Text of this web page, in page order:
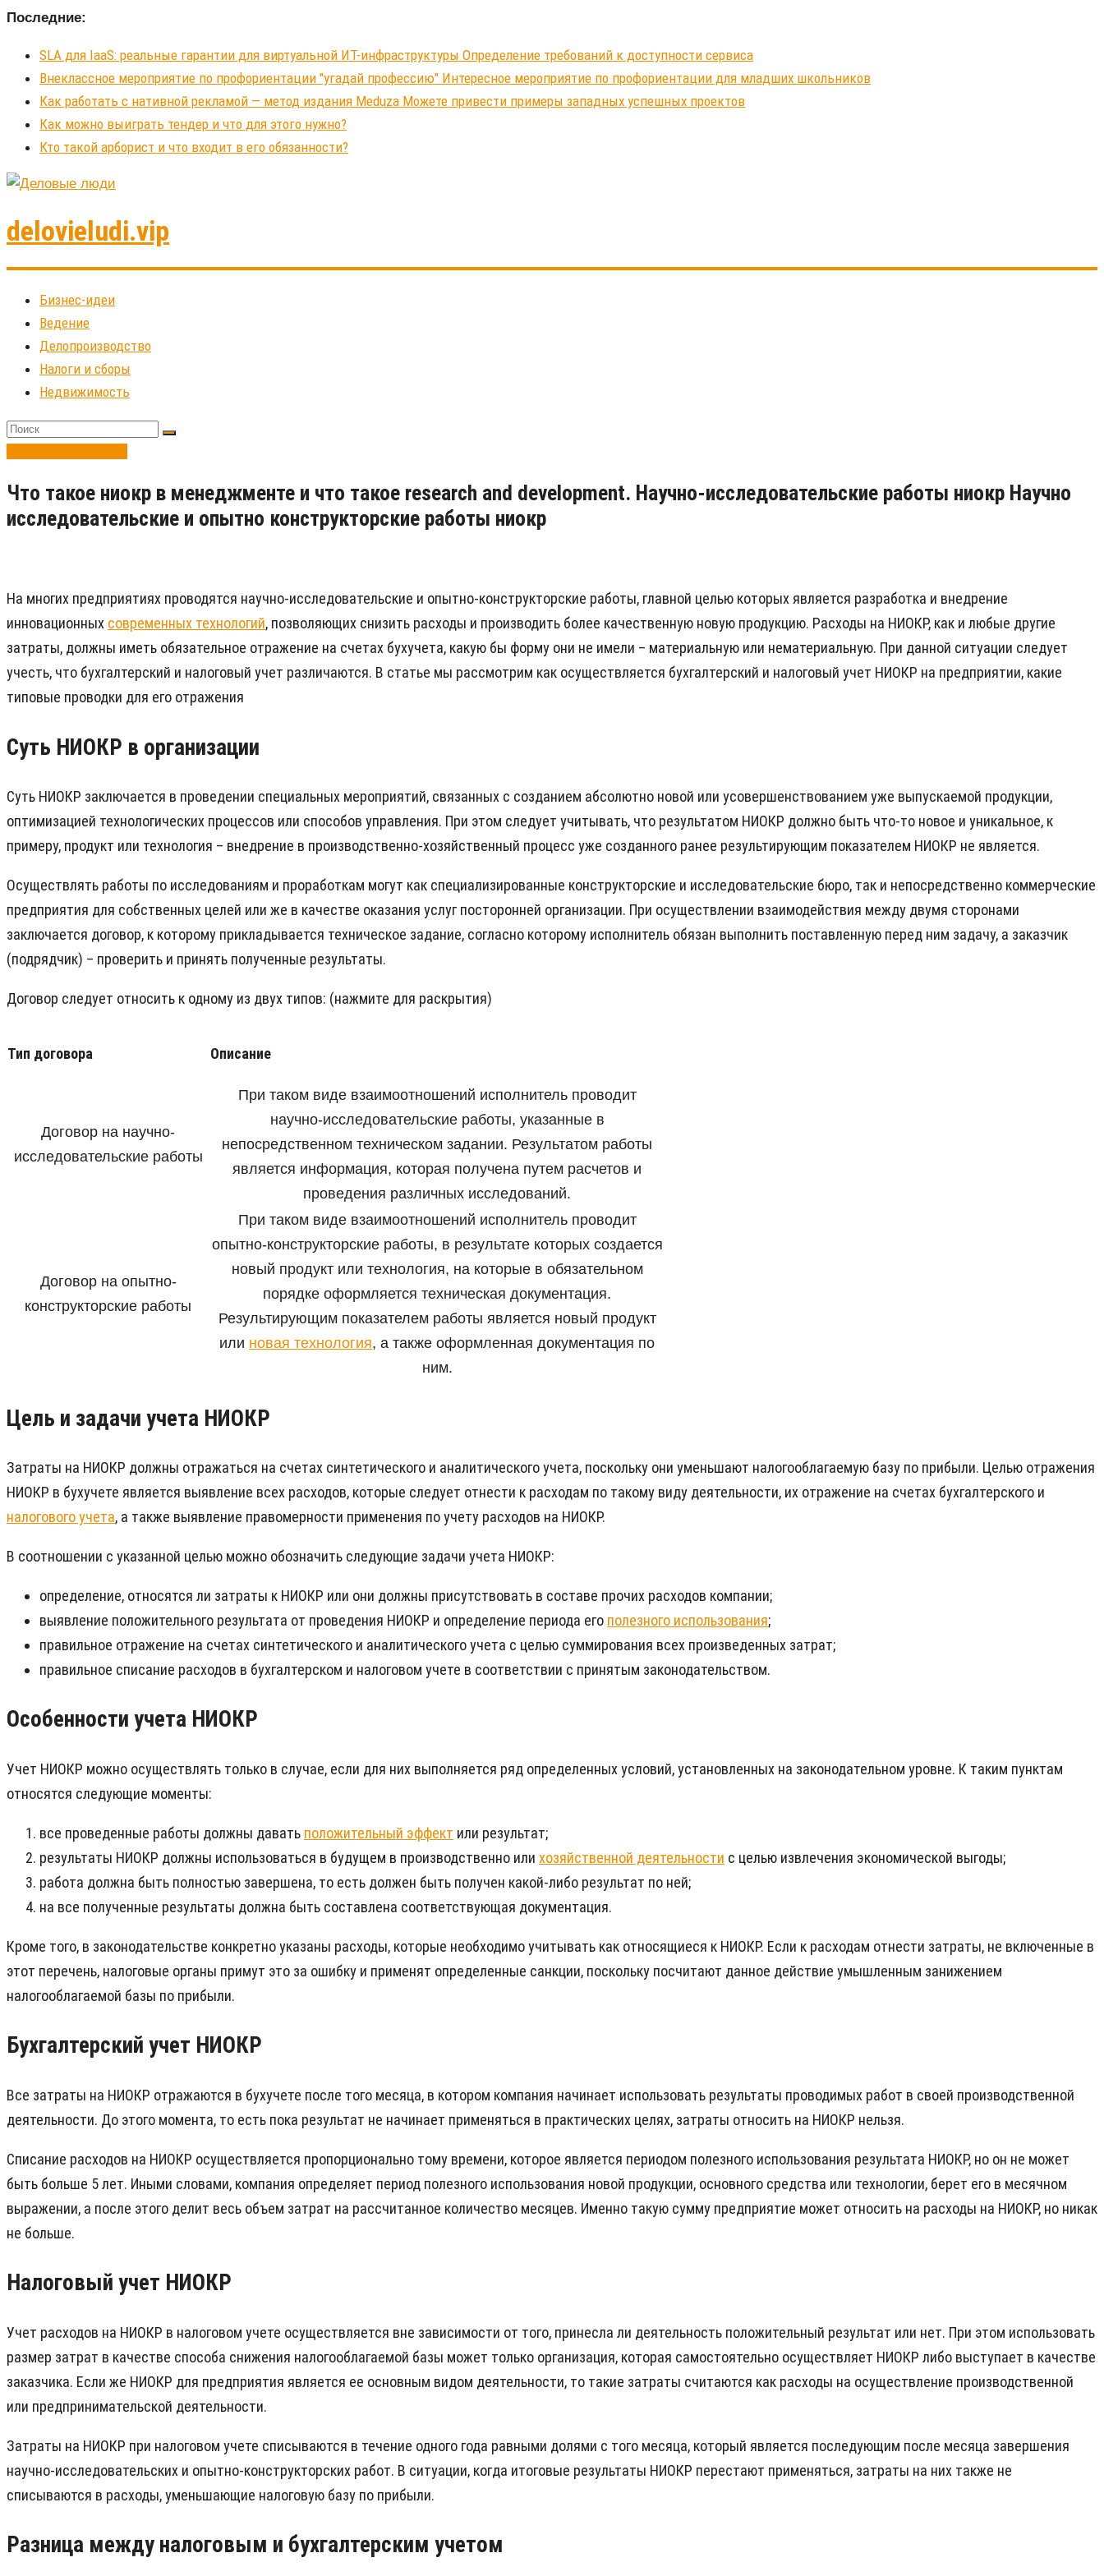
Последние:
SLA для IaaS: реальные гарантии для виртуальной ИТ-инфраструктуры Определение требований к доступности сервиса
Внеклассное мероприятие по профориентации "угадай профессию" Интересное мероприятие по профориентации для младших школьников
Как работать с нативной рекламой — метод издания Meduza Можете привести примеры западных успешных проектов
Как можно выиграть тендер и что для этого нужно?
Кто такой арборист и что входит в его обязанности?
delovieludi.vip
Бизнес-идеи
Ведение
Делопроизводство
Налоги и сборы
Недвижимость
Что такое ниокр в менеджменте и что такое research and development. Научно-исследовательские работы ниокр Научно
исследовательские и опытно конструкторские работы ниокр
На многих предприятиях проводятся научно-исследовательские и опытно-конструкторские работы, главной целью которых является разработка и внедрение
инновационных современных технологий, позволяющих снизить расходы и производить более качественную новую продукцию. Расходы на НИОКР, как и любые другие
затраты, должны иметь обязательное отражение на счетах бухучета, какую бы форму они не имели – материальную или нематериальную. При данной ситуации следует
учесть, что бухгалтерский и налоговый учет различаются. В статье мы рассмотрим как осуществляется бухгалтерский и налоговый учет НИОКР на предприятии, какие
типовые проводки для его отражения
Суть НИОКР в организации
Суть НИОКР заключается в проведении специальных мероприятий, связанных с созданием абсолютно новой или усовершенствованием уже выпускаемой продукции,
оптимизацией технологических процессов или способов управления. При этом следует учитывать, что результатом НИОКР должно быть что-то новое и уникальное, к
примеру, продукт или технология – внедрение в производственно-хозяйственный процесс уже созданного ранее результирующим показателем НИОКР не является.
Осуществлять работы по исследованиям и проработкам могут как специализированные конструкторские и исследовательские бюро, так и непосредственно коммерческие
предприятия для собственных целей или же в качестве оказания услуг посторонней организации. При осуществлении взаимодействия между двумя сторонами
заключается договор, к которому прикладывается техническое задание, согласно которому исполнитель обязан выполнить поставленную перед ним задачу, а заказчик
(подрядчик) – проверить и принять полученные результаты.
Договор следует относить к одному из двух типов: (нажмите для раскрытия)
Тип договора Описание
Договор на научно-
исследовательские работы
При таком виде взаимоотношений исполнитель проводит
научно-исследовательские работы, указанные в
непосредственном техническом задании. Результатом работы
является информация, которая получена путем расчетов и
проведения различных исследований.
Договор на опытно-
конструкторские работы
При таком виде взаимоотношений исполнитель проводит
опытно-конструкторские работы, в результате которых создается
новый продукт или технология, на которые в обязательном
порядке оформляется техническая документация.
Результирующим показателем работы является новый продукт
или новая технология, а также оформленная документация по
ним.
Цель и задачи учета НИОКР
Затраты на НИОКР должны отражаться на счетах синтетического и аналитического учета, поскольку они уменьшают налогооблагаемую базу по прибыли. Целью отражения
НИОКР в бухучете является выявление всех расходов, которые следует отнести к расходам по такому виду деятельности, их отражение на счетах бухгалтерского и
налогового учета, а также выявление правомерности применения по учету расходов на НИОКР.
В соотношении с указанной целью можно обозначить следующие задачи учета НИОКР:
определение, относятся ли затраты к НИОКР или они должны присутствовать в составе прочих расходов компании;
выявление положительного результата от проведения НИОКР и определение периода его полезного использования;
правильное отражение на счетах синтетического и аналитического учета с целью суммирования всех произведенных затрат;
правильное списание расходов в бухгалтерском и налоговом учете в соответствии с принятым законодательством.
Особенности учета НИОКР
Учет НИОКР можно осуществлять только в случае, если для них выполняется ряд определенных условий, установленных на законодательном уровне. К таким пунктам
относятся следующие моменты:
все проведенные работы должны давать положительный эффект или результат;
результаты НИОКР должны использоваться в будущем в производственно или хозяйственной деятельности с целью извлечения экономической выгоды;
работа должна быть полностью завершена, то есть должен быть получен какой-либо результат по ней;
на все полученные результаты должна быть составлена соответствующая документация.
Кроме того, в законодательстве конкретно указаны расходы, которые необходимо учитывать как относящиеся к НИОКР. Если к расходам отнести затраты, не включенные в
этот перечень, налоговые органы примут это за ошибку и применят определенные санкции, поскольку посчитают данное действие умышленным занижением
налогооблагаемой базы по прибыли.
Бухгалтерский учет НИОКР
Все затраты на НИОКР отражаются в бухучете после того месяца, в котором компания начинает использовать результаты проводимых работ в своей производственной
деятельности. До этого момента, то есть пока результат не начинает применяться в практических целях, затраты относить на НИОКР нельзя.
Списание расходов на НИОКР осуществляется пропорционально тому времени, которое является периодом полезного использования результата НИОКР, но он не может
быть больше 5 лет. Иными словами, компания определяет период полезного использования новой продукции, основного средства или технологии, берет его в месячном
выражении, а после этого делит весь объем затрат на рассчитанное количество месяцев. Именно такую сумму предприятие может относить на расходы на НИОКР, но никак
не больше.
Налоговый учет НИОКР
Учет расходов на НИОКР в налоговом учете осуществляется вне зависимости от того, принесла ли деятельность положительный результат или нет. При этом использовать
размер затрат в качестве способа снижения налогооблагаемой базы может только организация, которая самостоятельно осуществляет НИОКР либо выступает в качестве
заказчика. Если же НИОКР для предприятия является ее основным видом деятельности, то такие затраты считаются как расходы на осуществление производственной
или предпринимательской деятельности.
Затраты на НИОКР при налоговом учете списываются в течение одного года равными долями с того месяца, который является последующим после месяца завершения
научно-исследовательских и опытно-конструкторских работ. В ситуации, когда итоговые результаты НИОКР перестают применяться, затраты на них также не
списываются в расходы, уменьшающие налоговую базу по прибыли.
Разница между налоговым и бухгалтерским учетом